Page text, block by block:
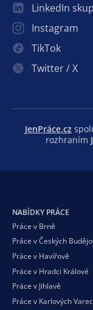
LinkedIn
Instagram
TikTok
Twitter / X
JenPráce.cz
rozhraním
NABÍDKY PRÁCE
Práce v Brně
Práce v Českých
Práce v Havířově
Práce v Hradci Králové
Práce v Jihlavě
Práce v Karlových